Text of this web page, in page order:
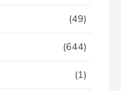
(49)
(644)
(1)